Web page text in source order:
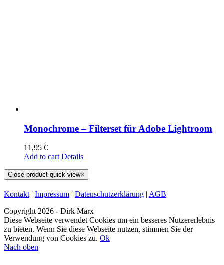
Monochrome – Filterset für Adobe Lightroom
11,95 €
Add to cart Details
Close product quick view×
Kontakt | Impressum | Datenschutzerklärung | AGB
Copyright 2026 - Dirk Marx
Diese Webseite verwendet Cookies um ein besseres Nutzererlebnis
zu bieten. Wenn Sie diese Webseite nutzen, stimmen Sie der
Verwendung von Cookies zu. Ok
Nach oben